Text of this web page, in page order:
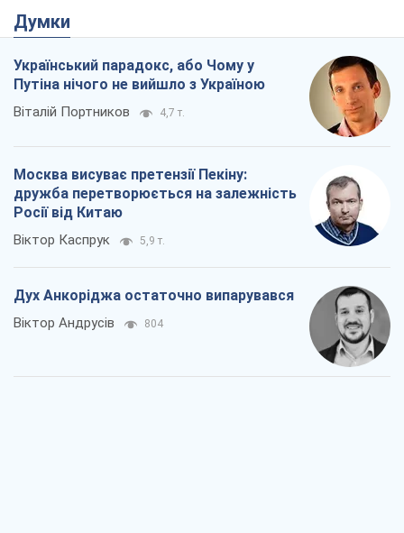
Думки
Український парадокс, або Чому у
Путіна нічого не вийшло з Україною
Віталій Портников 4,7 т.
Москва висуває претензії Пекіну:
дружба перетворюється на залежність
Росії від Китаю
Віктор Каспрук 5,9 т.
Дух Анкоріджа остаточно випарувався
Віктор Андрусів 804